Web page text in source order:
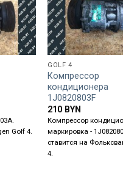
Golf 4.
GOLF 4
Компрессор
кондиционера
1J0820803F
210 BYN
Компрессор
маркировка -
ставится на
4.